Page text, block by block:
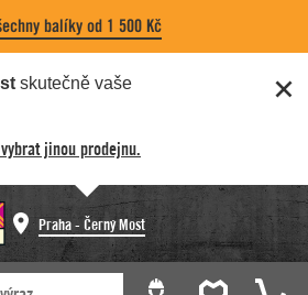
balíky od 1 500 Kč
skutečně vaše
jinou prodejnu.
Praha - Černý Most